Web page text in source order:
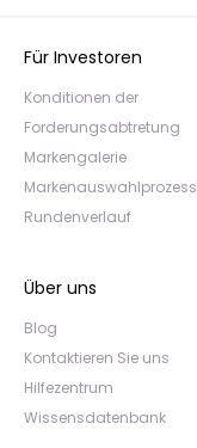
Für Investoren
Konditionen der
Forderungsabtretung
Markengalerie
Markenauswahlprozess
Rundenverlauf
Über uns
Blog
Kontaktieren Sie uns
Hilfezentrum
Wissensdatenbank